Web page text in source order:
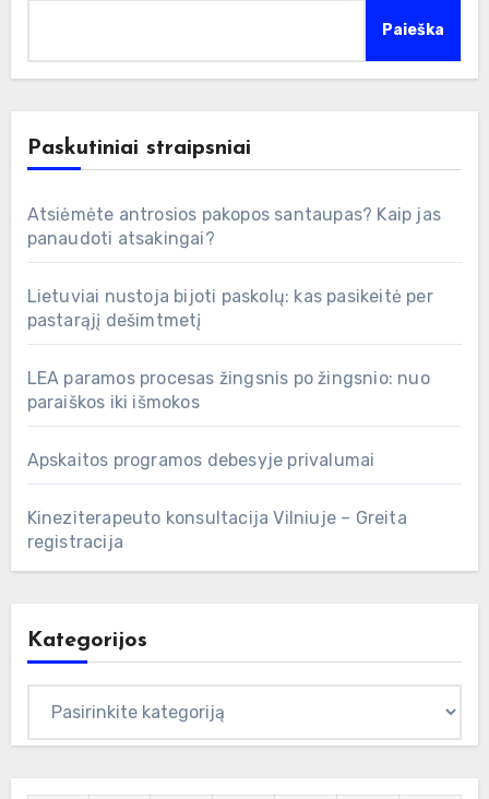
Paieška
Paskutiniai straipsniai
Atsiėmėte antrosios pakopos santaupas? Kaip jas
panaudoti atsakingai?
Lietuviai nustoja bijoti paskolų: kas pasikeitė per
pastarąjį dešimtmetį
LEA paramos procesas žingsnis po žingsnio: nuo
paraiškos iki išmokos
Apskaitos programos debesyje privalumai
Kineziterapeuto konsultacija Vilniuje – Greita
registracija
Kategorijos